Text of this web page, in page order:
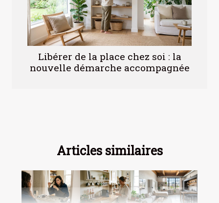
Libérer de la place chez soi : la
nouvelle démarche accompagnée
Articles similaires